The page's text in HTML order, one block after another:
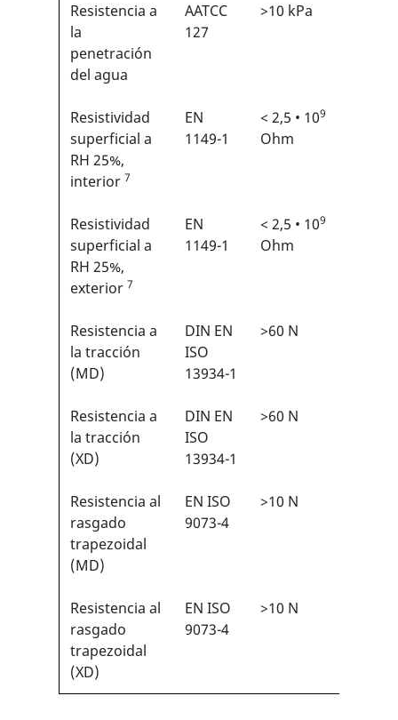
Resistencia a
la
penetración
del agua
AATCC
127
>10 kPa
Resistividad
superficial a
RH 25%,
interior 7
EN
1149-1
< 2,5 • 109
Ohm
Resistividad
superficial a
RH 25%,
exterior 7
EN
1149-1
< 2,5 • 109
Ohm
Resistencia a
la tracción
(MD)
DIN EN
ISO
13934-1
>60 N
Resistencia a
la tracción
(XD)
DIN EN
ISO
13934-1
>60 N
Resistencia al
rasgado
trapezoidal
(MD)
EN ISO
9073-4
>10 N
Resistencia al
rasgado
trapezoidal
(XD)
EN ISO
9073-4
>10 N